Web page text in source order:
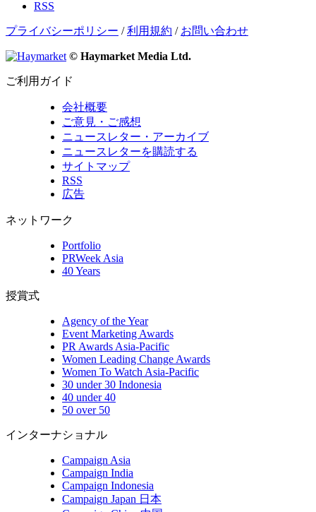
RSS
プライバシーポリシー /利用規約 / お問い合わせ
© Haymarket Media Ltd.
ご利用ガイド
会社概要
ご意見・ご感想
ニュースレター・アーカイブ
ニュースレターを購読する
サイトマップ
RSS
広告
ネットワーク
Portfolio
PRWeek Asia
40 Years
授賞式
Agency of the Year
Event Marketing Awards
PR Awards Asia-Pacific
Women Leading Change Awards
Women To Watch Asia-Pacific
30 under 30 Indonesia
40 under 40
50 over 50
インターナショナル
Campaign Asia
Campaign India
Campaign Indonesia
Campaign Japan 日本